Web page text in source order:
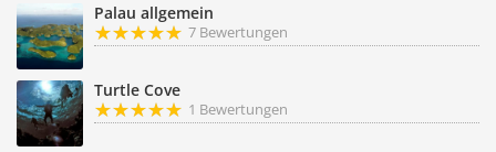
Palau allgemein
7 Bewertungen
Turtle Cove
1 Bewertungen